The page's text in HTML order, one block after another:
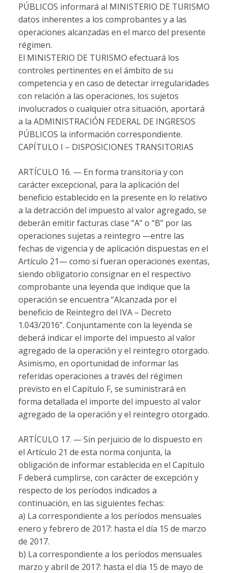
PÚBLICOS informará al MINISTERIO DE TURISMO
datos inherentes a los comprobantes y a las
operaciones alcanzadas en el marco del presente
régimen.
El MINISTERIO DE TURISMO efectuará los
controles pertinentes en el ámbito de su
competencia y en caso de detectar irregularidades
con relación a las operaciones, los sujetos
involucrados o cualquier otra situación, aportará
a la ADMINISTRACIÓN FEDERAL DE INGRESOS
PÚBLICOS la información correspondiente.
CAPÍTULO I – DISPOSICIONES TRANSITORIAS
ARTÍCULO 16. — En forma transitoria y con
carácter excepcional, para la aplicación del
beneficio establecido en la presente en lo relativo
a la detracción del impuesto al valor agregado, se
deberán emitir facturas clase “A” o “B” por las
operaciones sujetas a reintegro —entre las
fechas de vigencia y de aplicación dispuestas en el
Artículo 21— como si fueran operaciones exentas,
siendo obligatorio consignar en el respectivo
comprobante una leyenda que indique que la
operación se encuentra “Alcanzada por el
beneficio de Reintegro del IVA – Decreto
1.043/2016”. Conjuntamente con la leyenda se
deberá indicar el importe del impuesto al valor
agregado de la operación y el reintegro otorgado.
Asimismo, en oportunidad de informar las
referidas operaciones a través del régimen
previsto en el Capítulo F, se suministrará en
forma detallada el importe del impuesto al valor
agregado de la operación y el reintegro otorgado.
ARTÍCULO 17. — Sin perjuicio de lo dispuesto en
el Artículo 21 de esta norma conjunta, la
obligación de informar establecida en el Capítulo
F deberá cumplirse, con carácter de excepción y
respecto de los períodos indicados a
continuación, en las siguientes fechas:
a) La correspondiente a los períodos mensuales
enero y febrero de 2017: hasta el día 15 de marzo
de 2017.
b) La correspondiente a los períodos mensuales
marzo y abril de 2017: hasta el día 15 de mayo de